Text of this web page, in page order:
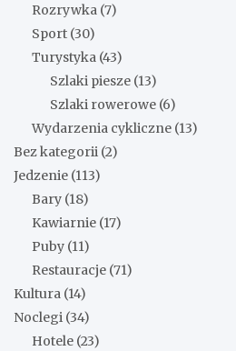
Rozrywka (7)
Sport (30)
Turystyka (43)
Szlaki piesze (13)
Szlaki rowerowe (6)
Wydarzenia cykliczne (13)
Bez kategorii (2)
Jedzenie (113)
Bary (18)
Kawiarnie (17)
Puby (11)
Restauracje (71)
Kultura (14)
Noclegi (34)
Hotele (23)